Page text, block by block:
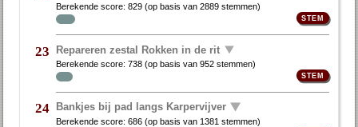
Berekende score:829 (op basis van2889 stemmen)
23 Repareren zestal Rokken in de rit
Berekende score:738 (op basis van952 stemmen)
24 Bankjes bij pad langs Karpervijver
Berekende score:686 (op basis van 1381 stemmen)